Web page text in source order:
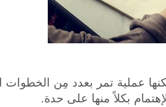
عملية تمر بعدد مِن الخطوات
بكلاً منها على حدة.